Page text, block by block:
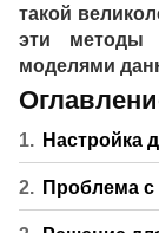
такой
эти методы
моделями
Настройка
Проблема